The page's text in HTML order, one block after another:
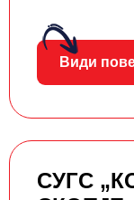
Види
СУГС